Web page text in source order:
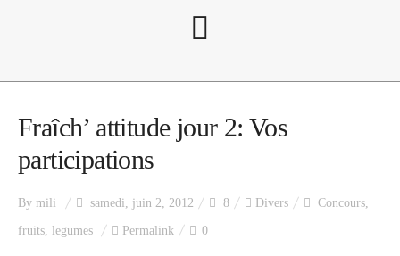
A propos
Catégories
Fraîch’ attitude jour 2: Vos
participations
By mili samedi, juin 2, 2012 8 Divers Concours,
fruits, legumes Permalink 0